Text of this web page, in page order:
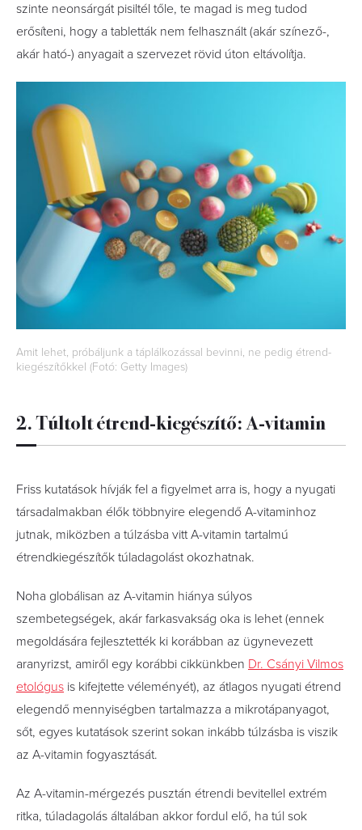
szinte neonsárgát pisiltél tőle, te magad is meg tudod
erősíteni, hogy a tabletták nem felhasznált (akár színező-,
akár ható-) anyagait a szervezet rövid úton eltávolítja.
Amit lehet, próbáljunk a táplálkozással bevinni, ne pedig étrend-
kiegészítőkkel (Fotó: Getty Images)
2. Túltolt étrend-kiegészítő: A-vitamin
Friss kutatások hívják fel a figyelmet arra is, hogy a nyugati
társadalmakban élők többnyire elegendő A-vitaminhoz
jutnak, miközben a túlzásba vitt A-vitamin tartalmú
étrendkiegészítők túladagolást okozhatnak.
Noha globálisan az A-vitamin hiánya súlyos
szembetegségek, akár farkasvakság oka is lehet (ennek
megoldására fejlesztették ki korábban az ügynevezett
aranyrizst, amiről egy korábbi cikkünkben Dr. Csányi Vilmos
etológus is kifejtette véleményét), az átlagos nyugati étrend
elegendő mennyiségben tartalmazza a mikrotápanyagot,
sőt, egyes kutatások szerint sokan inkább túlzásba is viszik
az A-vitamin fogyasztását.
Az A-vitamin-mérgezés pusztán étrendi bevitellel extrém
ritka, túladagolás általában akkor fordul elő, ha túl sok